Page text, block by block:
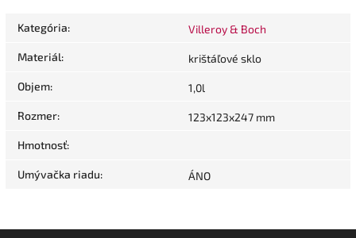
Kategória: Villeroy & Boch
Materiál: krištáľové sklo
Objem: 1,0l
Rozmer: 123x123x247 mm
Hmotnosť:
Umývačka riadu: ÁNO